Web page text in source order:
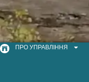
ПРО УПРАВЛІННЯ